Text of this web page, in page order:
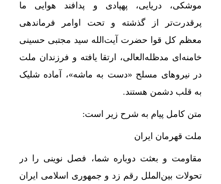
موشکی، دریایی، پهپادی و پدافند هوایی ما
پرقدرت‌تر از گذشته و تحت اوامر فرماندهی
معظم کل قوا حضرت آیت‌الله ‌سید مجتبی حسینی
خامنه‌ای مدظله‌العالی، ارتقا یافته و فرزندان ملت
در نیروهای مسلح «دست به ماشه»، آماده شلیک
به قلب دشمن هستند.
متن کامل پیام به شرح زیر است:
ملت قهرمان ایران
مقاومت و بعثت دوباره شما، فصل نوینی را در
تحولات بین‌الملل رقم زد و جمهوری اسلامی ایران